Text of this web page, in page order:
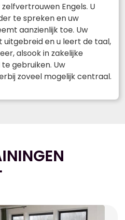
Engels. U
te spreken en uw
aanzienlijk toe. Uw
en u leert de taal,
alsook in zakelijke
gebruiken. Uw
zoveel mogelijk centraal.